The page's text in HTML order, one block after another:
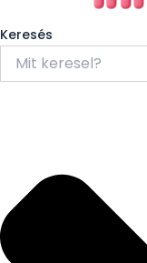
Keresés